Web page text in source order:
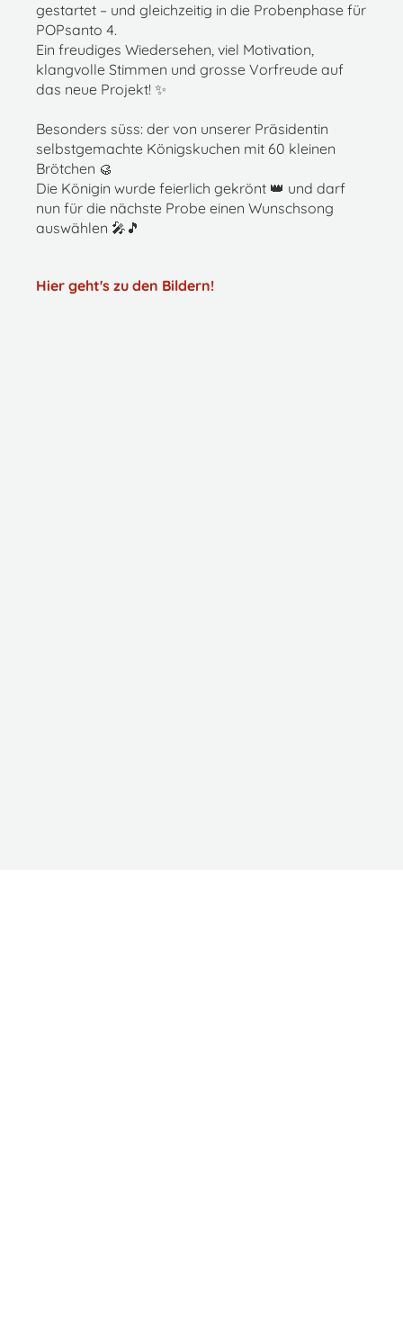
gestartet – und gleichzeitig in die Probenphase für
POPsanto 4.
Ein freudiges Wiedersehen, viel Motivation,
klangvolle Stimmen und grosse Vorfreude auf
das neue Projekt! ✨
Besonders süss: der von unserer Präsidentin
selbstgemachte Königskuchen mit 60 kleinen
Brötchen 🥮
Die Königin wurde feierlich gekrönt 👑 und darf
nun für die nächste Probe einen Wunschsong
auswählen 🎤🎵
Hier geht's zu den Bildern!